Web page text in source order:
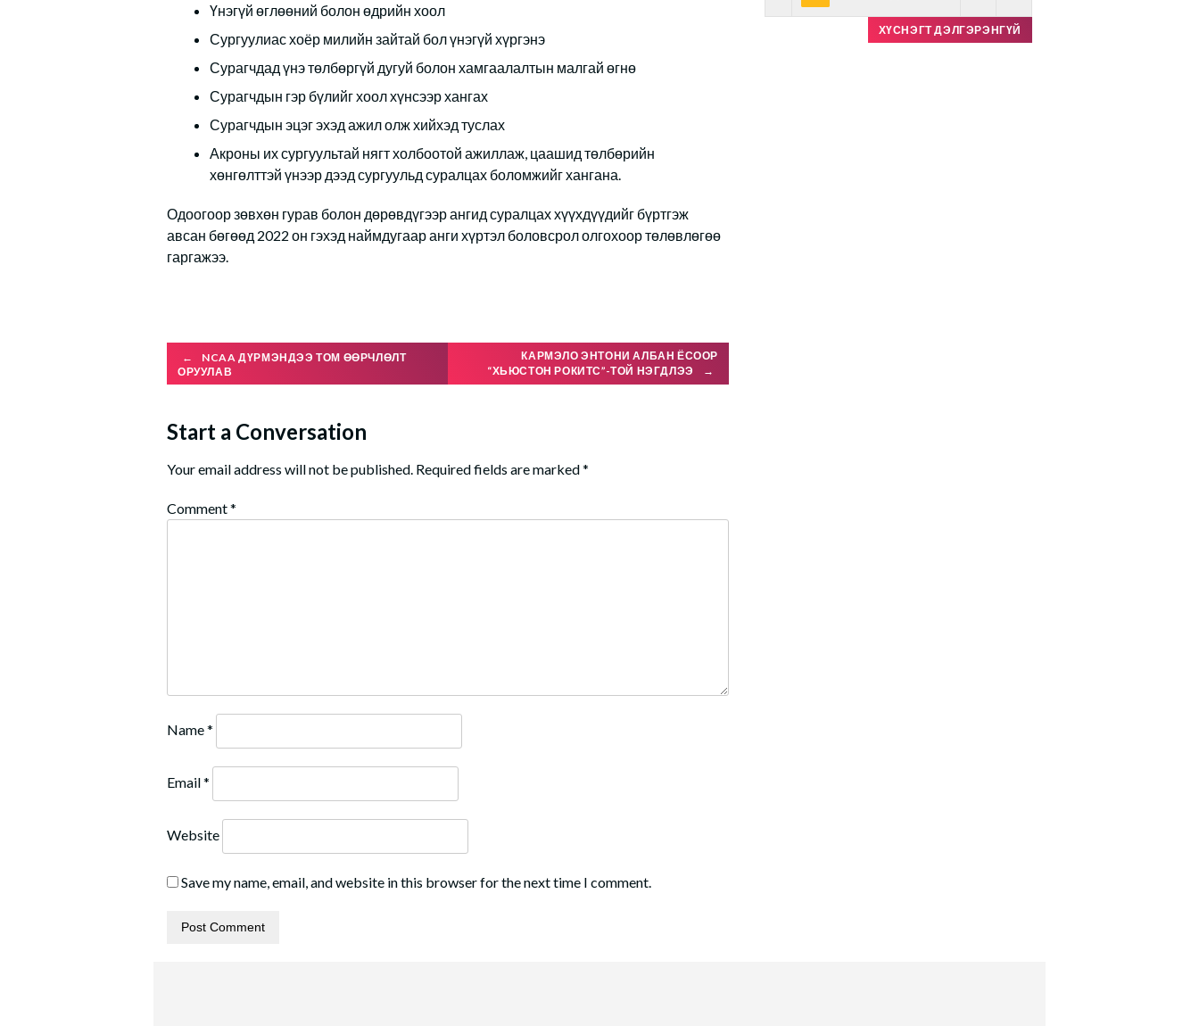
Үнэгүй өглөөний болон өдрийн хоол
Сургуулиас хоёр милийн зайтай бол үнэгүй хүргэнэ
Сурагчдад үнэ төлбөргүй дугуй болон хамгаалалтын малгай өгнө
Сурагчдын гэр бүлийг хоол хүнсээр хангах
Сурагчдын эцэг эхэд ажил олж хийхэд туслах
Акроны их сургуультай нягт холбоотой ажиллаж, цаашид төлбөрийн
хөнгөлттэй үнээр дээд сургуульд суралцах боломжийг хангана.
Одоогоор зөвхөн гурав болон дөрөвдүгээр ангид суралцах хүүхдүүдийг бүртгэж
авсан бөгөөд 2022 он гэхэд наймдугаар анги хүртэл боловсрол олгохоор төлөвлөгөө
гаргажээ.
Post
navigation
←
NCAA ДҮРМЭНДЭЭ ТОМ ӨӨРЧЛӨЛТ
ОРУУЛАВ
КАРМЭЛО ЭНТОНИ АЛБАН ЁСООР
“ХЬЮСТОН РОКИТС”-ТОЙ НЭГДЛЭЭ
→
Start a Conversation
Your email address will not be published. Required fields are marked*
Comment*
Name*
Email*
Website
Save my name, email, and website in this browser for the next time I comment.
ХҮСНЭГТ ДЭЛГЭРЭНГҮЙ